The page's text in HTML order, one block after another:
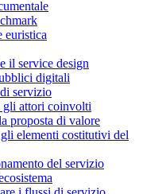
euristica
il service design
digitali
servizio
gli attori coinvolti
proposta di valore
elementi costitutivi del
del servizio